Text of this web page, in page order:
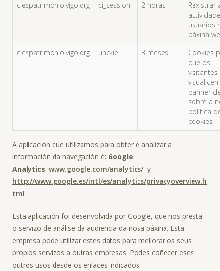
ciespatrimonio.vigo.org
ci_session 2 horas
Rexistrar
usuarios
páxina
ciespatrimonio.vigo.org
unckie 3 meses
Cookies
que os
visitantes
banner
sobre a
política
cookies
A aplicación que utilizamos para obter e analizar a
información da navegación é: Google
Analytics: www.google.com/analytics/y
http://www.google.es/intl/es/analytics/privacyoverview.h
tml
Esta aplicación foi desenvolvida por Google, que nos presta
o servizo de análise da audiencia da nosa páxina. Esta
empresa pode utilizar estes datos para mellorar os seus
propios servizos a outras empresas. Podes coñecer eses
outros usos desde os enlaces indicados.